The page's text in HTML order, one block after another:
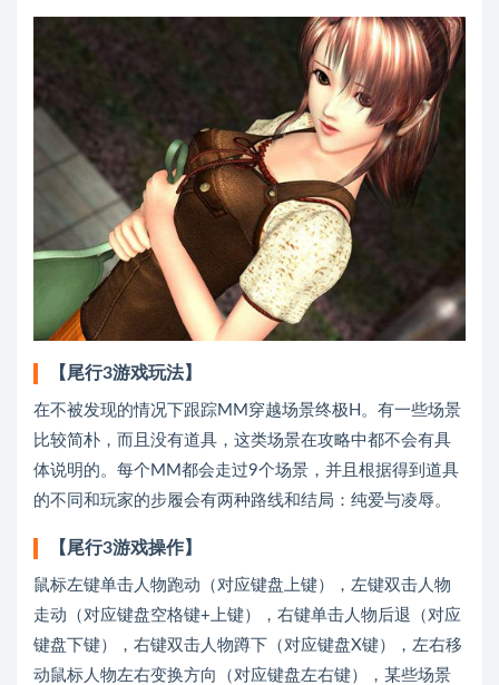
【尾行3游戏玩法】
在不被发现的情况下跟踪MM穿越场景终极H。有一些场景
比较简朴，而且没有道具，这类场景在攻略中都不会有具
体说明的。每个MM都会走过9个场景，并且根据得到道具
的不同和玩家的步履会有两种路线和结局：纯爱与凌辱。
【尾行3游戏操作】
鼠标左键单击人物跑动（对应键盘上键），左键双击人物
走动（对应键盘空格键+上键），右键单击人物后退（对应
键盘下键），右键双击人物蹲下（对应键盘X键），左右移
动鼠标人物左右变换方向（对应键盘左右键），某些场景